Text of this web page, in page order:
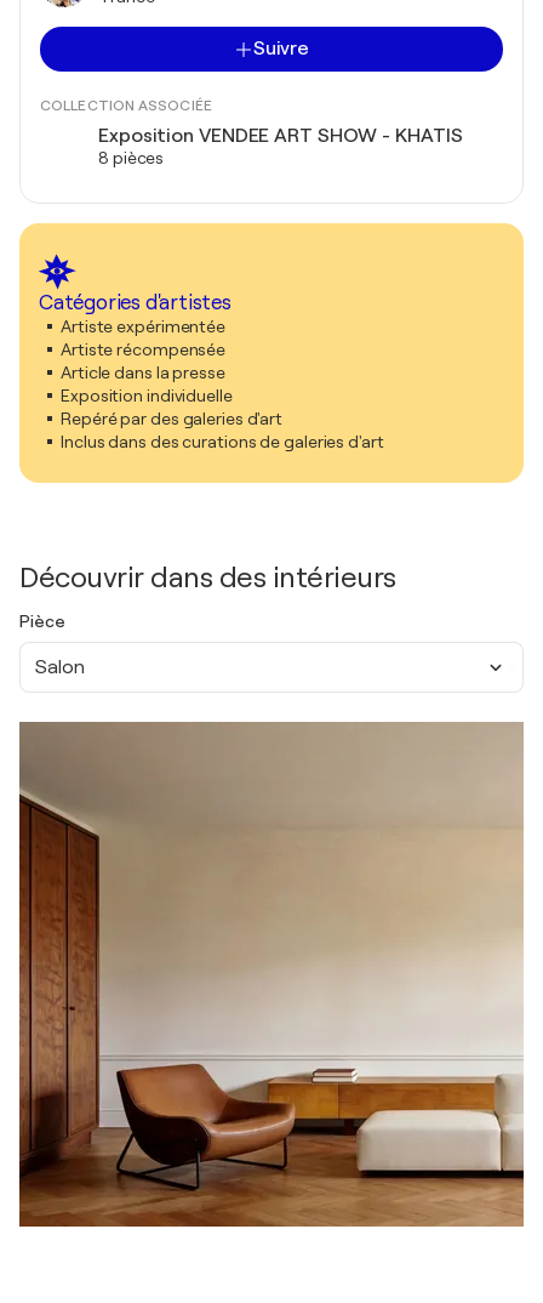
Suivre
COLLECTION ASSOCIÉE
Exposition VENDEE ART SHOW - KHATIS
8 pièces
Catégories d'artistes
Artiste expérimentée
Artiste récompensée
Article dans la presse
Exposition individuelle
Repéré par des galeries d'art
Inclus dans des curations de galeries d'art
Découvrir dans des intérieurs
Pièce
Salon